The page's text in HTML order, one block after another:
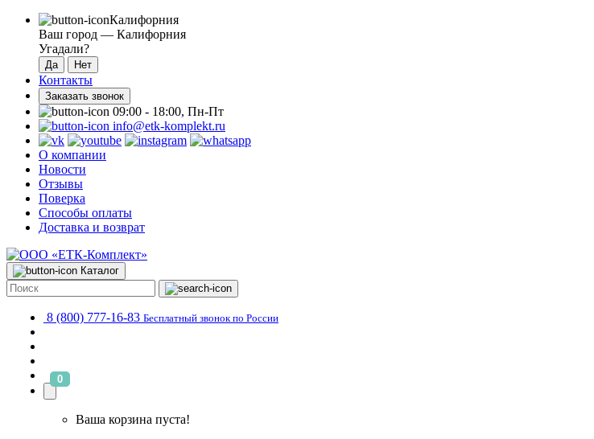
Калифорния
Ваш город — Калифорния
Угадали?
Контакты
Заказать звонок
09:00 - 18:00, Пн-Пт
info@etk-komplekt.ru
О компании
Новости
Отзывы
Поверка
Способы оплаты
Доставка и возврат
Каталог
8 (800) 777-16-83 Бесплатный звонок по России
0
Ваша корзина пуста!